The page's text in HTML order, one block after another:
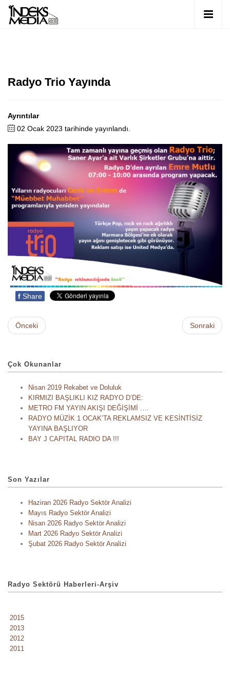
Radyo Trio Yayında
Ayrıntılar
02 Ocak 2023 tarihinde yayınlandı.
f Share
Önceki Sonraki
Çok Okunanlar
Nisan 2019 Rekabet ve Doluluk
KIRMIZI BAŞLIKLI KIZ RADYO D’DE:
METRO FM YAYIN AKIŞI DEĞİŞİMİ ….
RADYO MÜZİK 1 OCAK’TA REKLAMSIZ VE KESİNTİSİZ
YAYINA BAŞLIYOR
BAY J CAPITAL RADIO DA !!!
Son Yazılar
Haziran 2026 Radyo Sektör Analizi
Mayıs Radyo Sektör Analizi
Nisan 2026 Radyo Sektör Analizi
Mart 2026 Radyo Sektör Analizi
Şubat 2026 Radyo Sektör Analizi
Radyo Sektörü Haberleri-Arşiv
2015
2013
2012
2011